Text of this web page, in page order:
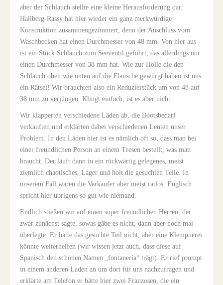
aber der Schlauch stellte eine kleine Herausforderung dar.
Hallberg-Rassy hat hier wieder ein ganz merkwürdige
Konstruktion zusammengezimmert, denn der Anschluss vom
Waschbecken hat einen Durchmesser von 48 mm. Von hier aus
ist ein Stück Schlauch zum Seeventil geführt, das allerdings nur
einen Durchmesser von 38 mm hat. Wie zur Hölle die den
Schlauch oben wie unten auf die Flansche gewürgt haben ist uns
ein Rätsel! Wir brauchten also ein Reduzierstück um von 48 auf
38 mm zu verjüngen. Klingt einfach, ist es aber nicht.
Wir klapperten verschiedene Läden ab, die Bootsbedarf
verkauften und erklärten dabei verschiedenen Leuten unser
Problem. In den Läden hier ist es nämlich oft so, dass man bei
einer freundlichen Person an einem Tresen bestellt, was man
braucht. Der läuft dann in ein rückwärtig gelegenes, meist
ziemlich chaotisches, Lager und holt die gesuchten Teile. In
unserem Fall waren die Verkäufer aber meist ratlos. Englisch
spricht hier übrigens so gut wie niemand.
Endlich stießen wir auf einen super freundlichen Herren, der
zwar zunächst sagte, sowas gäbe es nicht, dann aber noch mal
überlegte. Er hatte das gesuchte Teil nicht, aber eine Klempnerei
könnte weiterhelfen (wir wissen jetzt auch, dass diese auf
Spanisch den schönen Namen „fontanería“ trägt). Er rief prompt
in einem anderen Laden an um dort für uns nachzufragen und
erklärte am Telefon er hätte hier zwei Franzosen, die ein